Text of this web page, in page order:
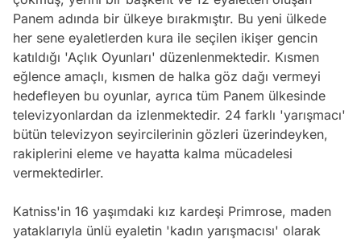
Panem adında bir ülkeye bırakmıştır. Bu yeni ülkede
her sene eyaletlerden kura ile seçilen ikişer gencin
katıldığı 'Açlık Oyunları' düzenlenmektedir. Kısmen
eğlence amaçlı, kısmen de halka göz dağı vermeyi
hedefleyen bu oyunlar, ayrıca tüm Panem ülkesinde
televizyonlardan da izlenmektedir. 24 farklı 'yarışmacı'
bütün televizyon seyircilerinin gözleri üzerindeyken,
rakiplerini eleme ve hayatta kalma mücadelesi
vermektedirler.
Katniss'in 16 yaşımdaki kız kardeşi Primrose, maden
yataklarıyla ünlü eyaletin 'kadın yarışmacısı' olarak